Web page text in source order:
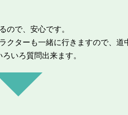
ので、安心です。
クターも一緒に行きますので、道
いろ質問出来ます。